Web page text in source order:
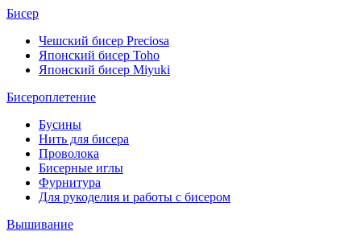
Бисер
Чешский бисер Preciosa
Японский бисер Toho
Японский бисер Miyuki
Бисероплетение
Бусины
Нить для бисера
Проволока
Бисерные иглы
Фурнитура
Для рукоделия и работы с бисером
Вышивание